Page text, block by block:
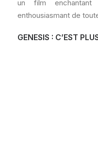
un film
enthousiasmant de
GENESIS : C’EST